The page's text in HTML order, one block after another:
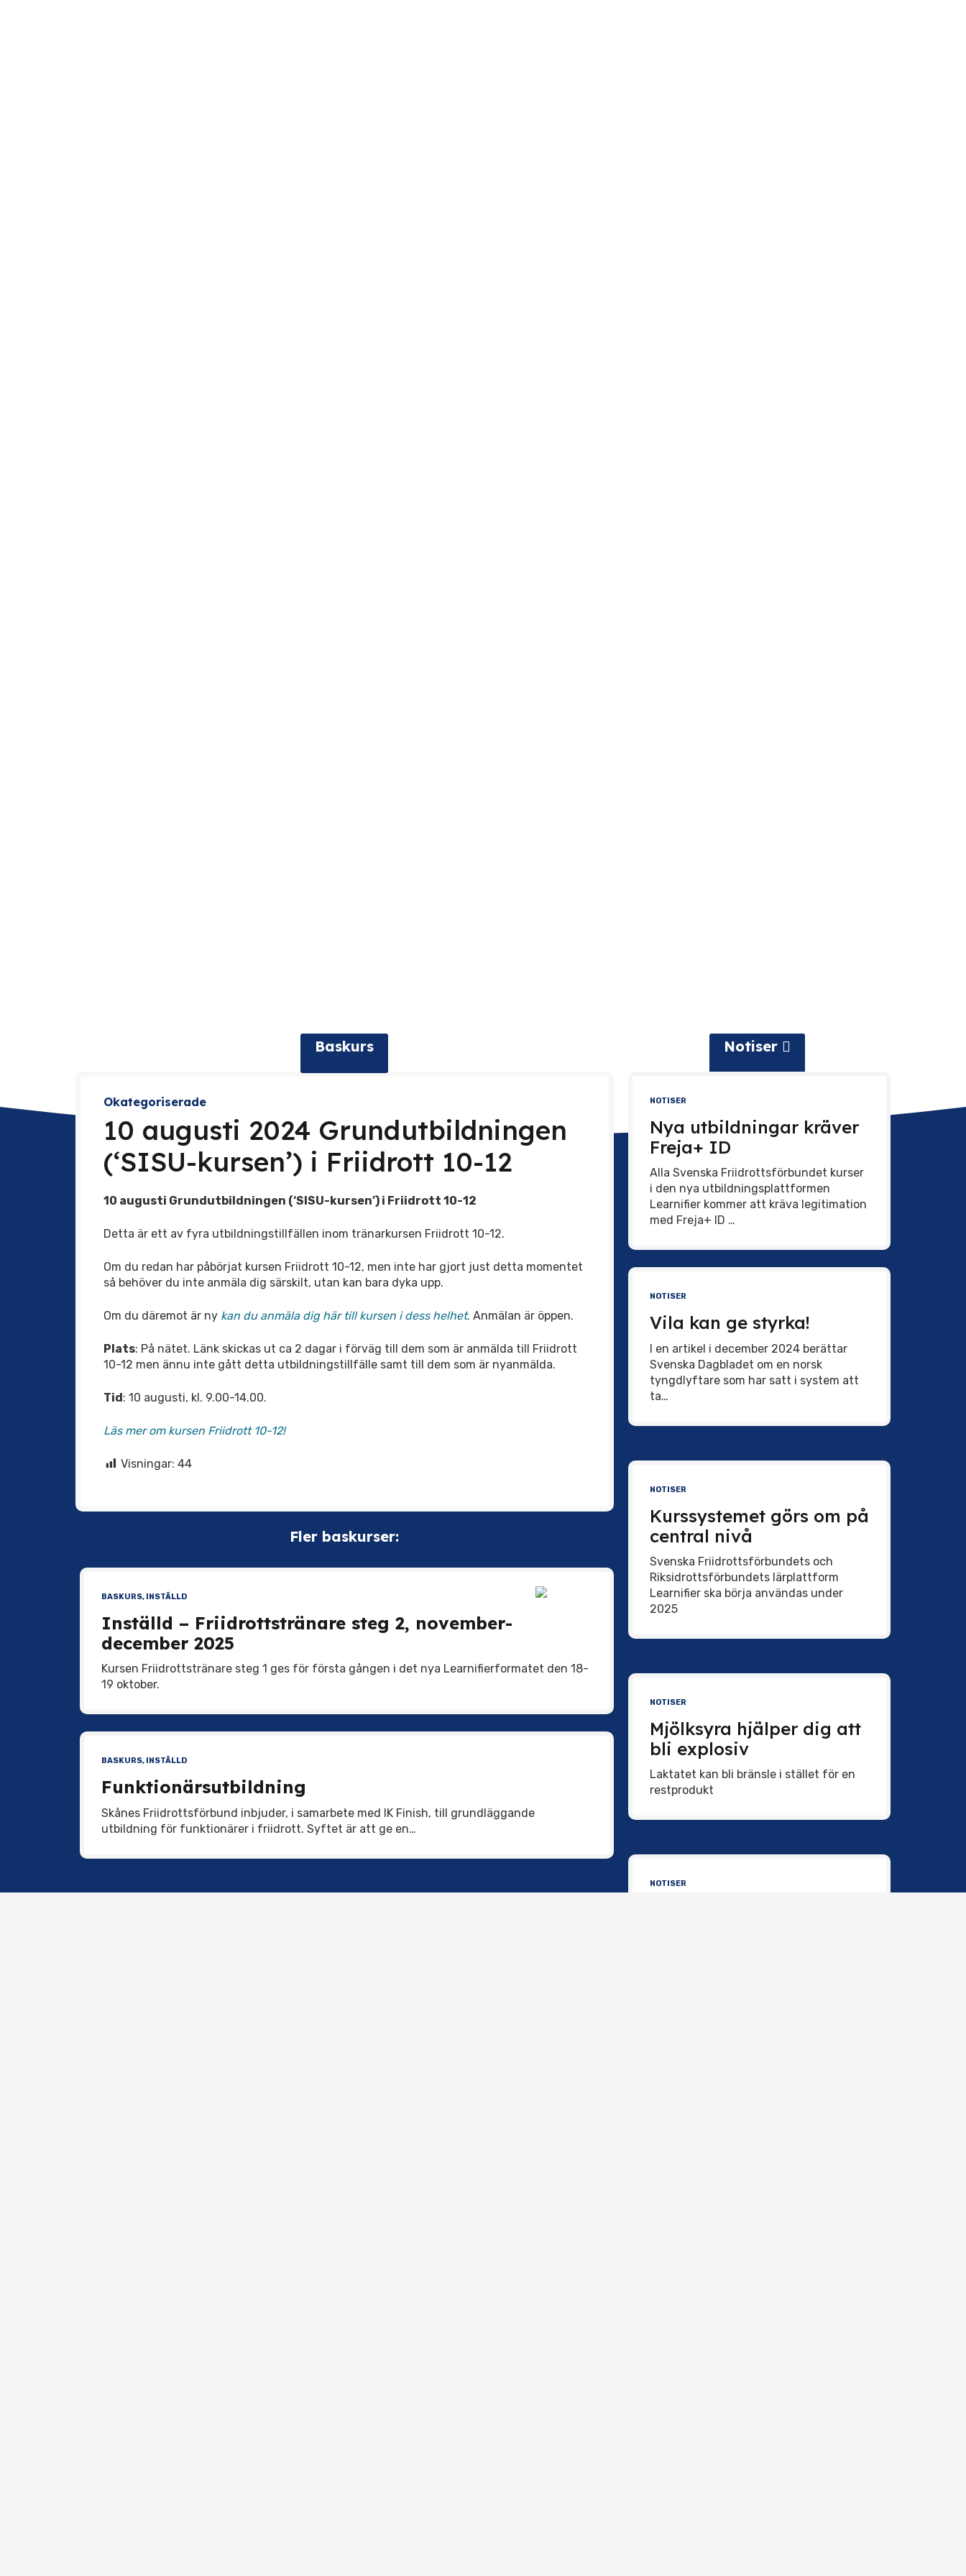
Baskurs
Okategoriserade
10 augusti 2024 Grundutbildningen
(‘SISU-kursen’) i Friidrott 10-12
10 augusti Grundutbildningen (‘SISU-kursen’) i Friidrott 10-12
Detta är ett av fyra utbildningstillfällen inom tränarkursen Friidrott 10-12.
Om du redan har påbörjat kursen Friidrott 10-12, men inte har gjort just detta momentet
så behöver du inte anmäla dig särskilt, utan kan bara dyka upp.
Om du däremot är ny kan du anmäla dig här till kursen i dess helhet. Anmälan är öppen.
Plats: På nätet. Länk skickas ut ca 2 dagar i förväg till dem som är anmälda till Friidrott
10-12 men ännu inte gått detta utbildningstillfälle samt till dem som är nyanmälda.
Tid: 10 augusti, kl. 9.00-14.00.
Läs mer om kursen Friidrott 10-12!
Visningar: 44
Fler baskurser:
BASKURS, INSTÄLLD
Inställd – Friidrottstränare steg 2, november-
december 2025
Kursen Friidrottstränare steg 1 ges för första gången i det nya Learnifierformatet den 18-
19 oktober.
BASKURS, INSTÄLLD
Funktionärsutbildning
Skånes Friidrottsförbund inbjuder, i samarbete med IK Finish, till grundläggande
utbildning för funktionärer i friidrott. Syftet är att ge en…
Notiser
NOTISER
Nya utbildningar kräver
Freja+ ID
Alla Svenska Friidrottsförbundet kurser
i den nya utbildningsplattformen
Learnifier kommer att kräva legitimation
med Freja+ ID …
NOTISER
Vila kan ge styrka!
I en artikel i december 2024 berättar
Svenska Dagbladet om en norsk
tyngdlyftare som har satt i system att
ta…
NOTISER
Kurssystemet görs om på
central nivå
Svenska Friidrottsförbundets och
Riksidrottsförbundets lärplattform
Learnifier ska börja användas under
2025
NOTISER
Mjölksyra hjälper dig att
bli explosiv
Laktatet kan bli bränsle i stället för en
restprodukt
NOTISER